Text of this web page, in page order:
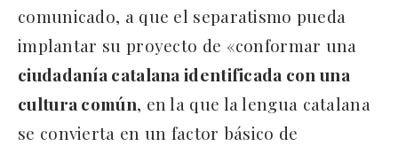
comunicado, a que el separatismo pueda
implantar su proyecto de «conformar una
ciudadanía catalana identificada con una
cultura común, en la que la lengua catalana
se convierta en un factor básico de